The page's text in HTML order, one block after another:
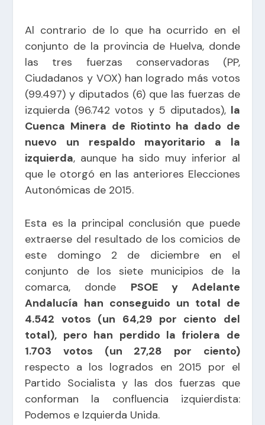
Al contrario de lo que ha ocurrido en el
conjunto de la provincia de Huelva, donde
las tres fuerzas conservadoras (PP,
Ciudadanos y VOX) han logrado más votos
(99.497) y diputados (6) que las fuerzas de
izquierda (96.742 votos y 5 diputados), la
Cuenca Minera de Riotinto ha dado de
nuevo un respaldo mayoritario a la
izquierda, aunque ha sido muy inferior al
que le otorgó en las anteriores Elecciones
Autonómicas de 2015.
Esta es la principal conclusión que puede
extraerse del resultado de los comicios de
este domingo 2 de diciembre en el
conjunto de los siete municipios de la
comarca, donde PSOE y Adelante
Andalucía han conseguido un total de
4.542 votos (un 64,29 por ciento del
total), pero han perdido la friolera de
1.703 votos (un 27,28 por ciento)
respecto a los logrados en 2015 por el
Partido Socialista y las dos fuerzas que
conforman la confluencia izquierdista:
Podemos e Izquierda Unida.